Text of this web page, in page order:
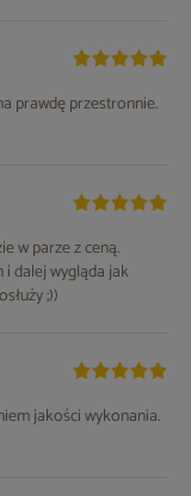
prawdę przestronnie.
w parze z ceną.
i dalej wygląda jak
;))
jakości wykonania.